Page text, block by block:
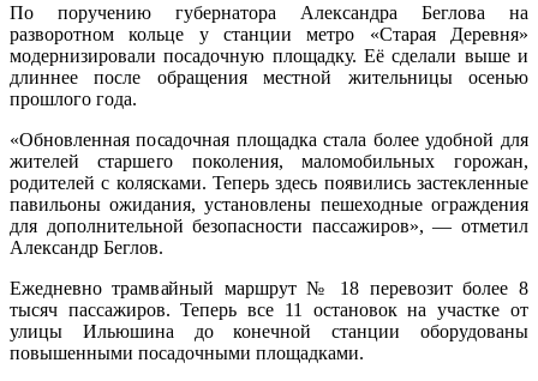
По поручению губернатора Александра Беглова на
разворотном кольце у станции метро «Старая Деревня»
модернизировали посадочную площадку. Её сделали выше и
длиннее после обращения местной жительницы осенью
прошлого года.
«Обновленная посадочная площадка стала более удобной для
жителей старшего поколения, маломобильных горожан,
родителей с колясками. Теперь здесь появились застекленные
павильоны ожидания, установлены пешеходные ограждения
для дополнительной безопасности пассажиров», — отметил
Александр Беглов.
Ежедневно трамвайный маршрут № 18 перевозит более 8
тысяч пассажиров. Теперь все 11 остановок на участке от
улицы Ильюшина до конечной станции оборудованы
повышенными посадочными площадками.